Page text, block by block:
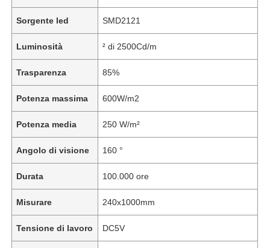
Sorgente led SMD2121
Luminosità ² di 2500Cd/m
Trasparenza 85%
Potenza massima 600W/m2
Potenza media 250 W/m²
Angolo di visione 160 °
Durata 100.000 ore
Misurare 240x1000mm
Tensione di lavoro DC5V